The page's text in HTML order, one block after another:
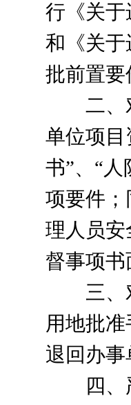
行《关
和《关
批前置
二、对
单位项目
书”、“
项要件；
理人员
督事项
三、对
用地批
退回办
四、严